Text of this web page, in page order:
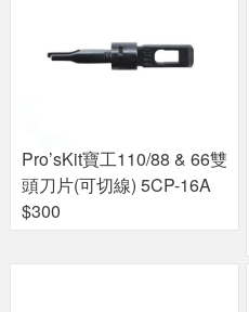
Pro’sKit寶工110/88 & 66雙
頭刀片(可切線) 5CP-16A
$300